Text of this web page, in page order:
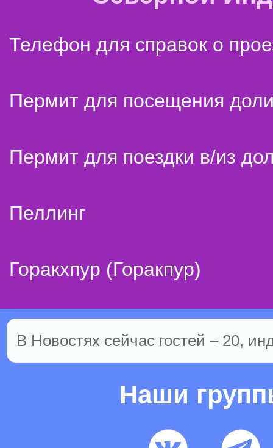
Телефон для справок о
Пермит для посещения
Пермит для поездки в/из
Пеллинг
Горакхпур (Горакпур)
В Новостях сейчас гостей – 20,
Наши